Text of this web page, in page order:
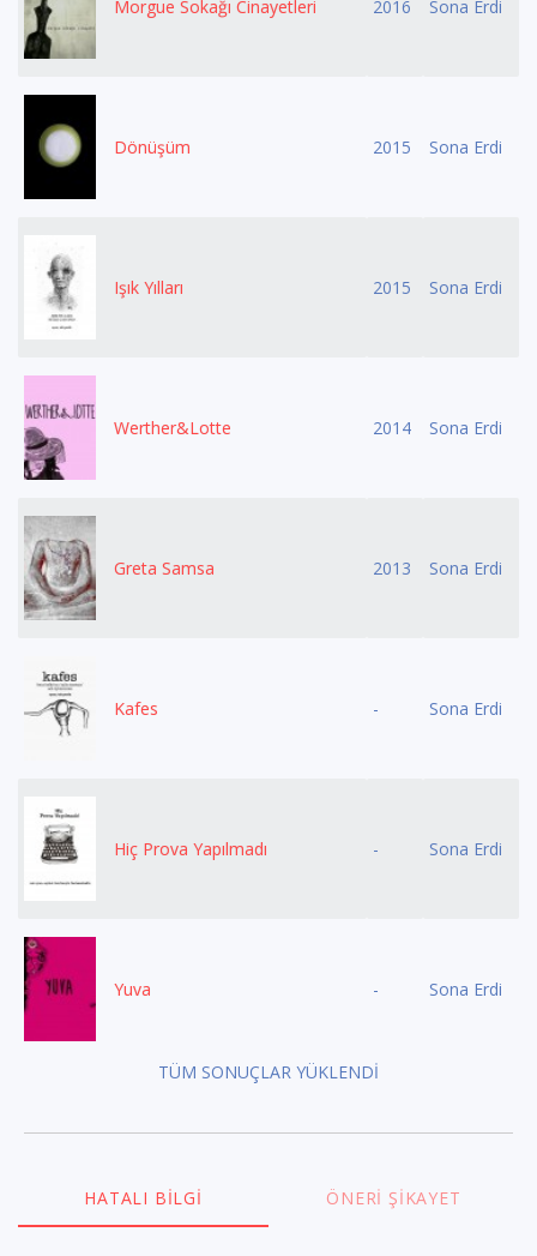
Morgue Sokağı Cinayetleri 2016 Sona Erdi
Dönüşüm 2015 Sona Erdi
Işık Yılları 2015 Sona Erdi
Werther&Lotte 2014 Sona Erdi
Greta Samsa 2013 Sona Erdi
Kafes - Sona Erdi
Hiç Prova Yapılmadı - Sona Erdi
Yuva - Sona Erdi
TÜM SONUÇLAR YÜKLENDİ
HATALI BILGI ÖNERI ŞIKAYET